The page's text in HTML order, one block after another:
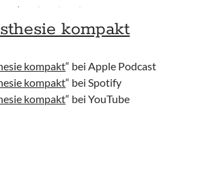
kompakt
kompakt“ bei Apple Podcast
kompakt“ bei Spotify
kompakt“ bei YouTube